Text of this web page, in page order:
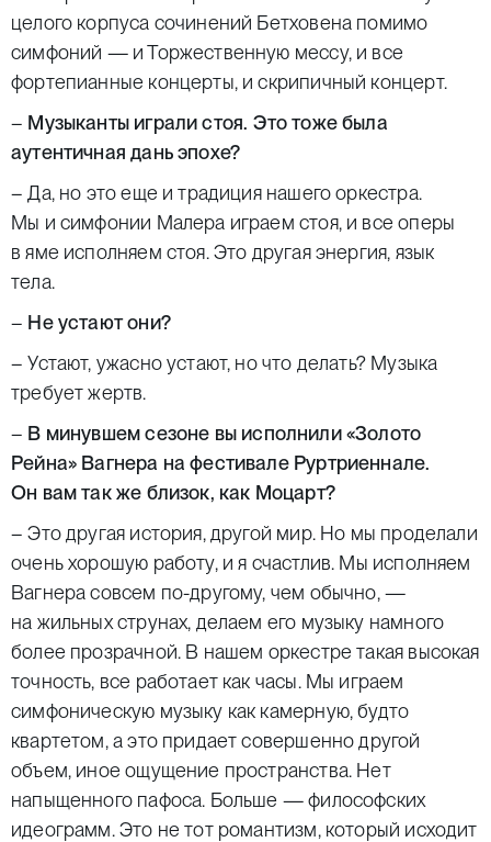
целого корпуса сочинений Бетховена помимо
симфоний — и Торжественную мессу, и все
фортепианные концерты, и скрипичный концерт.
– Музыканты играли стоя. Это тоже была
аутентичная дань эпохе?
– Да, но это еще и традиция нашего оркестра.
Мы и симфонии Малера играем стоя, и все оперы
в яме исполняем стоя. Это другая энергия, язык
тела.
– Не устают они?
– Устают, ужасно устают, но что делать? Музыка
требует жертв.
– В минувшем сезоне вы исполнили «Золото
Рейна» Вагнера на фестивале Руртриеннале.
Он вам так же близок, как Моцарт?
– Это другая история, другой мир. Но мы проделали
очень хорошую работу, и я счастлив. Мы исполняем
Вагнера совсем по-другому, чем обычно, —
на жильных струнах, делаем его музыку намного
более прозрачной. В нашем оркестре такая высокая
точность, все работает как часы. Мы играем
симфоническую музыку как камерную, будто
квартетом, а это придает совершенно другой
объем, иное ощущение пространства. Нет
напыщенного пафоса. Больше — философских
идеограмм. Это не тот романтизм, который исходит